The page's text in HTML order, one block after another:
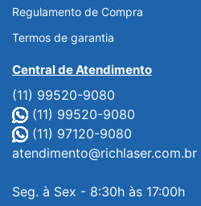
Regulamento de Compra
Termos de garantia
Central de Atendimento
(11) 99520-9080
(11) 99520-9080
(11) 97120-9080
atendimento@richlaser.com.br
Seg. à Sex - 8:30h às 17:00h